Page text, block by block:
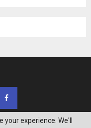
experience. We'll